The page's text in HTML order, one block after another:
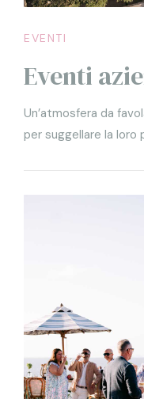
EVENTI
Eventi
Un’atmosfera da
per suggellare la loro